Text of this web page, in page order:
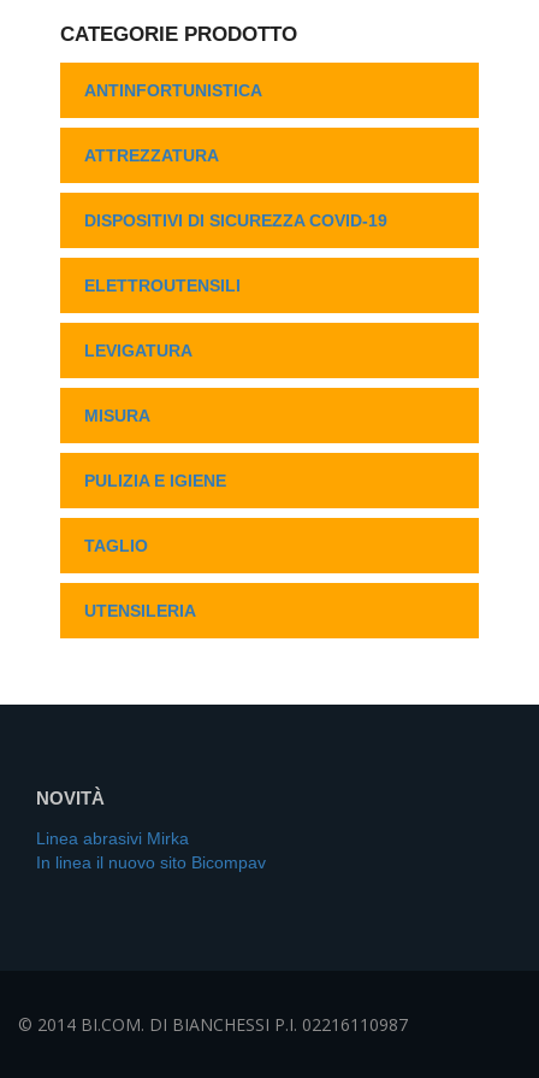
CATEGORIE PRODOTTO
ANTINFORTUNISTICA
ATTREZZATURA
DISPOSITIVI DI SICUREZZA COVID-19
ELETTROUTENSILI
LEVIGATURA
MISURA
PULIZIA E IGIENE
TAGLIO
UTENSILERIA
NOVITÀ
Linea abrasivi Mirka
In linea il nuovo sito Bicompav
© 2014 BI.COM. DI BIANCHESSI P.I. 02216110987